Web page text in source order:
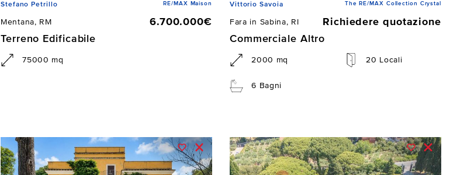
Stefano Petrillo RE/MAX Maison
Mentana, RM
6.700.000€
Terreno Edificabile
75000 mq
Vittorio Savoia The RE/MAX Collection Crystal
Fara in Sabina, RI
Richiedere quotazione
Commerciale Altro
2000 mq 20 Locali
6 Bagni